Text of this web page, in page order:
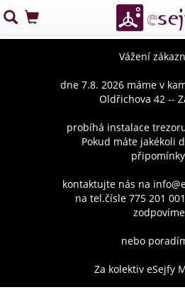
Vážení
dne 7.8. 2026 máme v
Oldřichova 42 --
probíhá instalace
Pokud máte jakékoli
kontaktujte nás na
na tel.čísle 775 201
zodpovíme
nebo
Za kolektiv eSejfy